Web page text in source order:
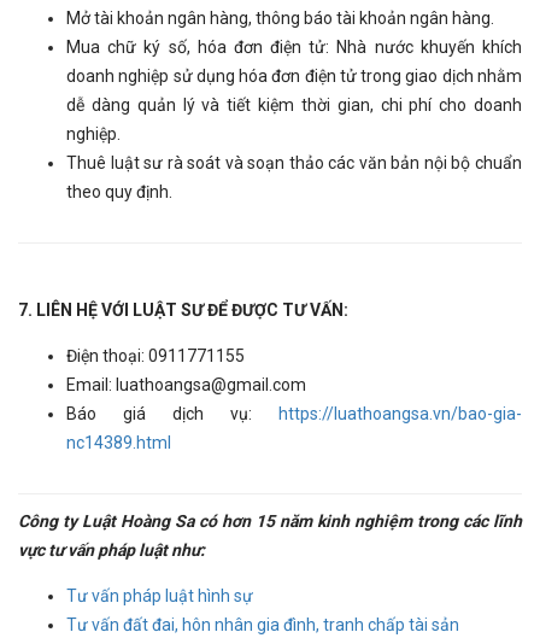
Mở tài khoản ngân hàng, thông báo tài khoản ngân hàng.
Mua chữ ký số, hóa đơn điện tử: Nhà nước khuyến khích
doanh nghiệp sử dụng hóa đơn điện tử trong giao dịch nhằm
dễ dàng quản lý và tiết kiệm thời gian, chi phí cho doanh
nghiệp.
Thuê luật sư rà soát và soạn thảo các văn bản nội bộ chuẩn
theo quy định.
7. LIÊN HỆ VỚI LUẬT SƯ ĐỂ ĐƯỢC TƯ VẤN:
Điện thoại: 0911771155
Email: luathoangsa@gmail.com
Báo giá dịch vụ:
https://luathoangsa.vn/bao-gia-
nc14389.html
Công ty Luật Hoàng Sa có hơn 15 năm kinh nghiệm trong các lĩnh
vực tư vấn pháp luật như:
Tư vấn pháp luật hình sự
Tư vấn đất đai, hôn nhân gia đình, tranh chấp tài sản